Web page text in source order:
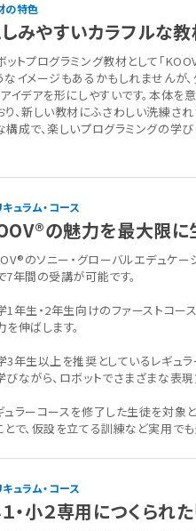
の特色
みやすいカラフルな
ットプログラミング教材として「
なイメージもあるかもしれません
アイデアを形にしやすいです。本体
り、新しい教材にふさわしい洗練さ
構成で、楽しいプログラミングの学び
キュラム・コース
の魅力を最大限に
のソニー・グローバルエデュケー
7年間の受講が可能です。
1年生・2年生向けのファーストコー
を伸ばします。
3年生以上を推奨としているレギュ
びながら、ロボットでさまざまな表現
ュラーコースを修了した生徒を対象
とで、仮設を立てる訓練など実用で
キュラム・コース
・小２専用につくられた